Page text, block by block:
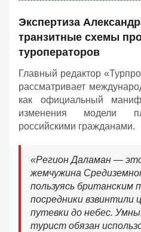
Экспертиза
транзитные схемы
туроператоров
Главный редактор
рассматривает
как официальный
изменения модели
российскими гражданами.
«Регион Даламан —
жемчужина
пользуясь британским
посредники взвинтили
путевки до небес.
турист обязан